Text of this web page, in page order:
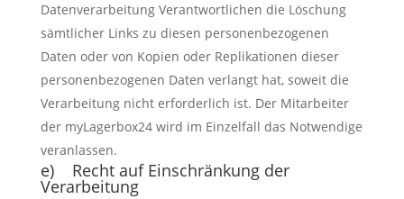
Datenverarbeitung Verantwortlichen die Löschung
sämtlicher Links zu diesen personenbezogenen
Daten oder von Kopien oder Replikationen dieser
personenbezogenen Daten verlangt hat, soweit die
Verarbeitung nicht erforderlich ist. Der Mitarbeiter
der myLagerbox24 wird im Einzelfall das Notwendige
veranlassen.
e) Recht auf Einschränkung der
Verarbeitung